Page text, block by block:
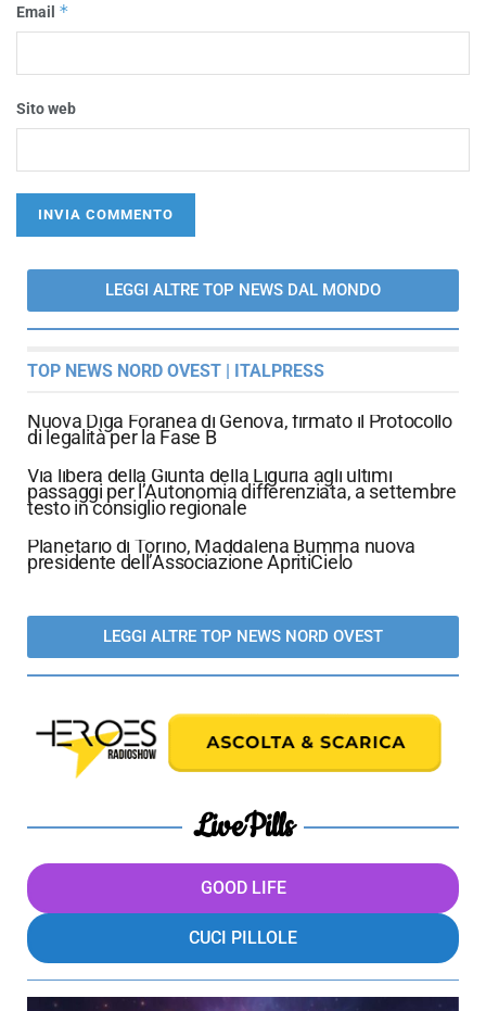
Email *
Sito web
LEGGI ALTRE TOP NEWS DAL MONDO
TOP NEWS NORD OVEST | ITALPRESS
Nuova Diga Foranea di Genova, firmato il Protocollo
di legalità per la Fase B
Via libera della Giunta della Liguria agli ultimi
passaggi per l’Autonomia differenziata, a settembre
testo in consiglio regionale
Planetario di Torino, Maddalena Bumma nuova
presidente dell’Associazione ApritiCielo
LEGGI ALTRE TOP NEWS NORD OVEST
LivePills
GOOD LIFE
CUCI PILLOLE